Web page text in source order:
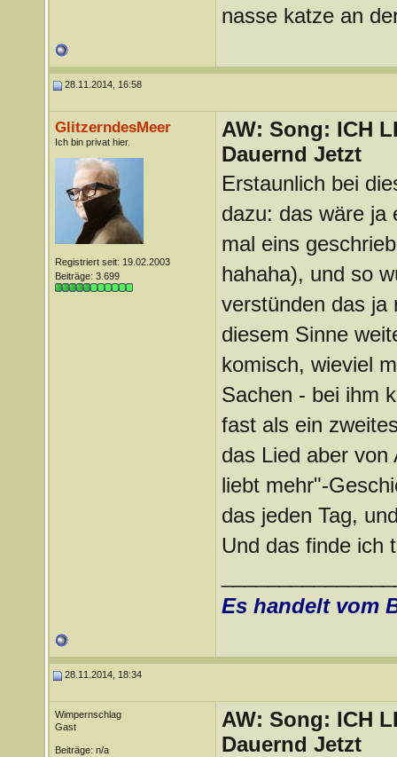
nasse katze an
28.11.2014, 16:58
GlitzerndesMeer
Ich bin privat hier.
Registriert seit: 19.02.2003
Beiträge: 3.699
AW: Song: ICH
Dauernd Jetzt
Erstaunlich bei
dazu: das wäre ja
mal eins
hahaha), und so
verstünden das ja
diesem Sinne
komisch, wieviel
Sachen - bei ihm
fast als ein
das Lied aber von
liebt mehr"-
das jeden Tag,
Und das finde ich
Es handelt vom
28.11.2014, 18:34
Wimpernschlag
Gast
Beiträge: n/a
AW: Song: ICH
Dauernd Jetzt